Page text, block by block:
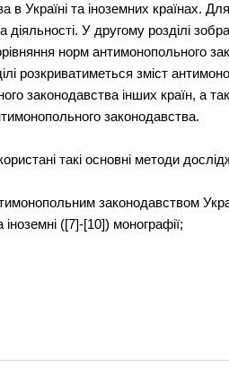
Україні та іноземних країнах.
діяльності. У другому розділі
норм антимонопольного
розкриватиметься зміст
законодавства інших країн, а
законодавства.
такі основні методи
законодавством
([7]-[10]) монографії;